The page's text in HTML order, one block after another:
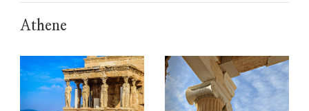
Athene